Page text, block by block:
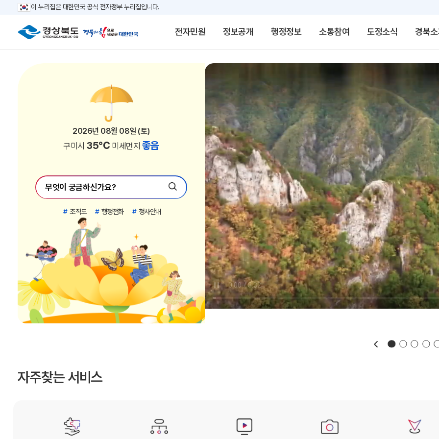
이 누리집은 대한민국 공식 전자정부 누리집입니다.
전자민원 정보공개 행정정보 소통참여 도정소식 경북
2026년 08월 08일 (토)
포항시 32℃ 미세먼지 좋음
2026년 08월 08일 (토)
경주시31℃미세먼지 좋음
2026년 08월 08일 (토)
김천시 33℃ 미세먼지 좋음
2026년 08월 08일 (토)
안동시 33℃ 미세먼지 좋음
2026년 08월 08일 (토)
구미시 35℃ 미세먼지 좋음
2026년 08월 08일 (토)
영주시 33℃ 미세먼지 좋음
2026년 08월 08일 (토)
영천시 33℃ 미세먼지 좋음
2026년 08월 08일 (토)
상주시 35℃ 미세먼지 좋음
2026년 08월 08일 (토)
문경시 35℃ 미세먼지 좋음
2026년 08월 08일 (토)
경산시 33℃ 미세먼지 좋음
2026년 08월 08일 (토)
의성군 35℃ 미세먼지 좋음
2026년 08월 08일 (토)
청송군 33℃ 미세먼지 좋음
2026년 08월 08일 (토)
영양군 30℃ 미세먼지좋음
2026년 08월 08일 (토)
영덕군 30℃ 미세먼지좋음
2026년 08월 08일 (토)
청도군 33℃ 미세먼지 좋음
2026년 08월 08일 (토)
고령군 35℃ 미세먼지 좋음
2026년 08월 08일 (토)
성주군 33℃ 미세먼지 좋음
2026년 08월 08일 (토)
칠곡군 33℃ 미세먼지 좋음
2026년 08월 08일 (토)
봉화군 34℃ 미세먼지 좋음
2026년 08월 08일 (토)
예천군 35℃ 미세먼지 보통
2026년 08월 08일 (토)
울진군 29℃ 미세먼지 좋음
2026년 08월 08일 (토)
울릉군 29℃ 미세먼지 좋음
# 조직도 # 행정전화 # 청사안내
자주찾는 서비스